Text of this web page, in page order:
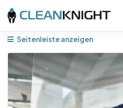
Seitenleiste anzeigen